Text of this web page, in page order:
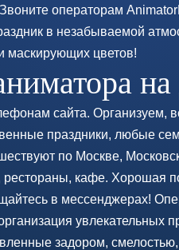
операторам
в незабываемой
цветов!
сайта. Организуем,
праздники, любые
по Москве,
кафе. Хорошая
в мессенджерах!
увлекательных
задором, смелостью,